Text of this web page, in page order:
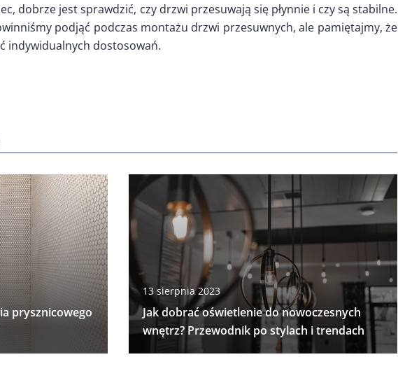
dobrze jest sprawdzić, czy drzwi przesuwają się płynnie i czy są stabilne.
podjąć podczas montażu drzwi przesuwnych, ale pamiętajmy, że
indywidualnych dostosowań.
prysznicowego
13 sierpnia 2023
Jak dobrać oświetlenie do nowoczesnych
wnętrz? Przewodnik po stylach i trendach